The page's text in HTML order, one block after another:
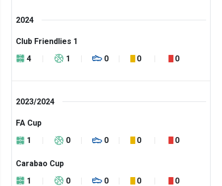
2024
Club Friendlies 1
4
1 0 0 0
2023/2024
FA Cup
1
0 0 0 0
Carabao Cup
1
0 0 0 0